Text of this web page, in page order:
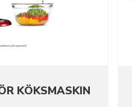
KÖKSMASKIN